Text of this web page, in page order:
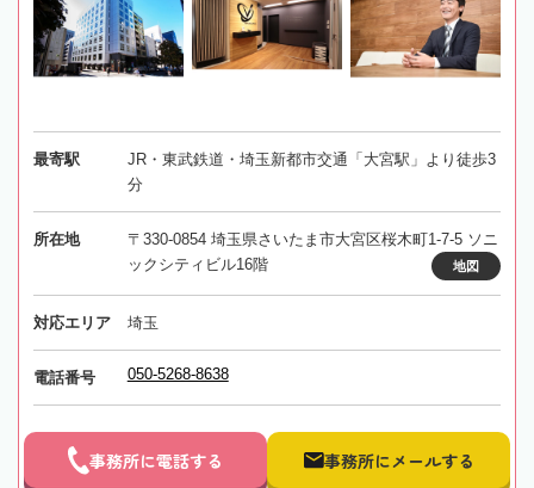
最寄駅
JR・東武鉄道・埼玉新都市交通「大宮駅」より徒歩3
分
所在地
〒330-0854 埼玉県さいたま市大宮区桜木町1-7-5 ソニ
ックシティビル16階
地図
対応エリア 埼玉
電話番号 050-5268-8638
事務所に電話する 事務所にメールする